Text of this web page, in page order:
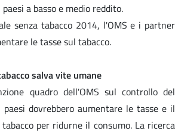
a basso e medio reddito.
senza tabacco 2014, l'OMS e i partner
le tasse sul tabacco.
salva vite umane
quadro dell'OMS sul controllo del
paesi dovrebbero aumentare le tasse e il
per ridurne il consumo. La ricerca